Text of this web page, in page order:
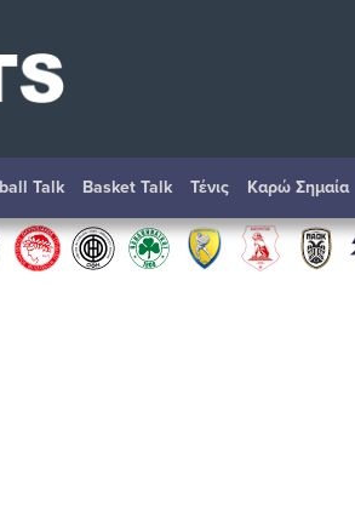
Talk Basket Talk Τένις Καρώ Σημαία